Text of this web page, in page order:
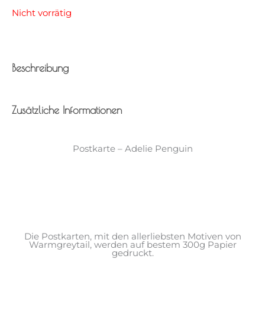
Nicht vorrätig
Beschreibung
Zusätzliche Informationen
Postkarte – Adelie Penguin
Die Postkarten, mit den allerliebsten Motiven von
Warmgreytail, werden auf bestem 300g Papier
gedruckt.